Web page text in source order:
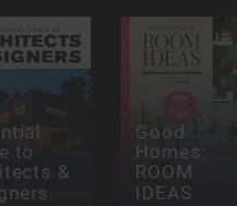
to
&
Good
Homes:
ROOM
IDEAS